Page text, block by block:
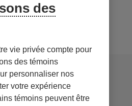
Desjardins spécialisée en
des
vie privée compte pour
des témoins
personnaliser nos
votre expérience
témoins peuvent être